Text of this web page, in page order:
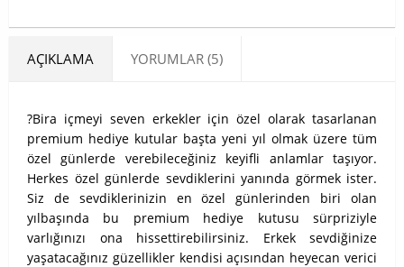
AÇIKLAMA YORUMLAR (5)
?Bira içmeyi seven erkekler için özel olarak tasarlanan
premium hediye kutular başta yeni yıl olmak üzere tüm
özel günlerde verebileceğiniz keyifli anlamlar taşıyor.
Herkes özel günlerde sevdiklerini yanında görmek ister.
Siz de sevdiklerinizin en özel günlerinden biri olan
yılbaşında bu premium hediye kutusu sürpriziyle
varlığınızı ona hissettirebilirsiniz. Erkek sevdiğinize
yaşatacağınız güzellikler kendisi açısından heyecan verici